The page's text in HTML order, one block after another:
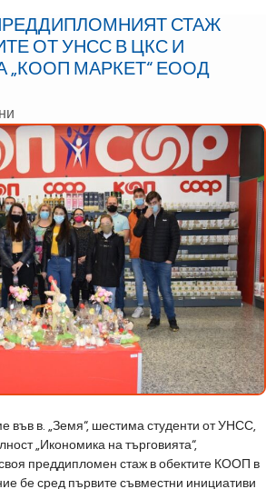
СТАЖ
ОТ УНСС В ЦКС И
„КООП МАРКЕТ“ ЕООД
във в. „Земя“, шестима студенти от УНСС,
„Икономика на търговията“,
преддипломен стаж в обектите КООП в
бе сред първите съвместни инициативи